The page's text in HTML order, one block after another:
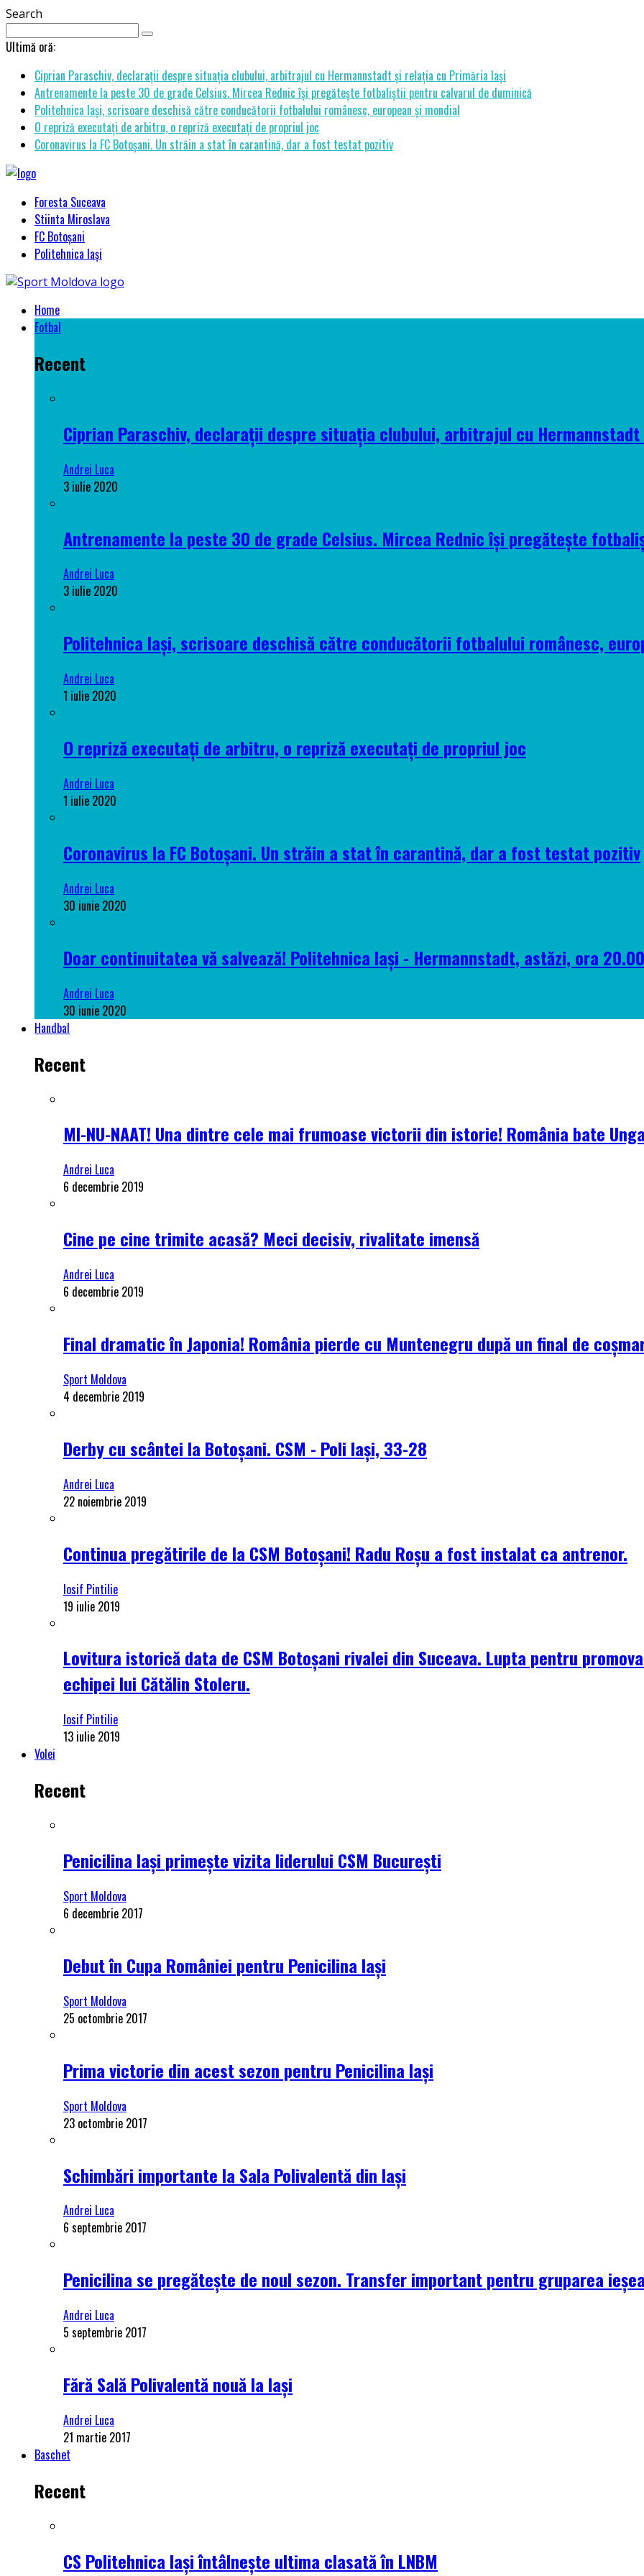
Search
Ultimă oră:
Ciprian Paraschiv, declarații despre situația clubului, arbitrajul cu Hermannstadt și relația cu Primăria Iași
Antrenamente la peste 30 de grade Celsius. Mircea Rednic își pregătește fotbaliștii pentru calvarul de duminică
Politehnica Iași, scrisoare deschisă către conducătorii fotbalului românesc, european și mondial
O repriză executați de arbitru, o repriză executați de propriul joc
Coronavirus la FC Botoșani. Un străin a stat în carantină, dar a fost testat pozitiv
Foresta Suceava
Stiinta Miroslava
FC Botoșani
Politehnica Iași
Home
Fotbal
Recent
Ciprian Paraschiv, declarații despre situația clubului, arbitrajul cu
Andrei Luca
3 iulie 2020
Antrenamente la peste 30 de grade Celsius. Mircea Rednic își pregătește
Andrei Luca
3 iulie 2020
Politehnica Iași, scrisoare deschisă către conducătorii fotbalului românesc,
Andrei Luca
1 iulie 2020
O repriză executați de arbitru, o repriză executați de propriul joc
Andrei Luca
1 iulie 2020
Coronavirus la FC Botoșani. Un străin a stat în carantină, dar a fost testat pozitiv
Andrei Luca
30 iunie 2020
Doar continuitatea vă salvează! Politehnica Iași - Hermannstadt, astăzi, ora 20.00
Andrei Luca
30 iunie 2020
Handbal
Recent
MI-NU-NAAT! Una dintre cele mai frumoase victorii din istorie! România bate
Andrei Luca
6 decembrie 2019
Cine pe cine trimite acasă? Meci decisiv, rivalitate imensă
Andrei Luca
6 decembrie 2019
Final dramatic în Japonia! România pierde cu Muntenegru după un final de
Sport Moldova
4 decembrie 2019
Derby cu scântei la Botoșani. CSM - Poli Iași, 33-28
Andrei Luca
22 noiembrie 2019
Continua pregătirile de la CSM Botoșani! Radu Roșu a fost instalat ca antrenor.
Iosif Pintilie
19 iulie 2019
Lovitura istorică data de CSM Botoșani rivalei din Suceava. Lupta pentru
echipei lui Cătălin Stoleru.
Iosif Pintilie
13 iulie 2019
Volei
Recent
Penicilina Iași primește vizita liderului CSM București
Sport Moldova
6 decembrie 2017
Debut în Cupa României pentru Penicilina Iași
Sport Moldova
25 octombrie 2017
Prima victorie din acest sezon pentru Penicilina Iași
Sport Moldova
23 octombrie 2017
Schimbări importante la Sala Polivalentă din Iași
Andrei Luca
6 septembrie 2017
Penicilina se pregătește de noul sezon. Transfer important pentru gruparea
Andrei Luca
5 septembrie 2017
Fără Sală Polivalentă nouă la Iași
Andrei Luca
21 martie 2017
Baschet
Recent
CS Politehnica Iași întâlnește ultima clasată în LNBM